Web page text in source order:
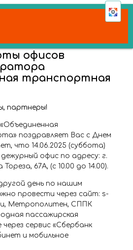
офисов
транспортная
партнеры!
поздравляет Вас с Днем
что 14.06.2025 (суббота)
офис по адресу: г.
67А, (с 10.00 до 14.00).
день по нашим
провести через сайт: s-
Метрополитен, СППК
пассажирская
сервис «Сбербанк
и мобильное